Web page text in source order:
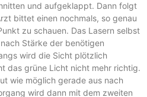
und aufgeklappt. Dann folgt
bittet einen nochmals, so genau
zu schauen. Das Lasern selbst
Stärke der benötigen
wird die Sicht plötzlich
das grüne Licht nicht mehr richtig.
wie möglich gerade aus nach
wird dann mit dem zweiten